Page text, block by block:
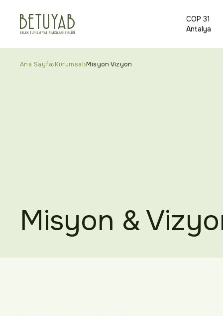
COP 31
Antalya
Ana Sayfa Kurumsal Misyon Vizyon
Misyon &